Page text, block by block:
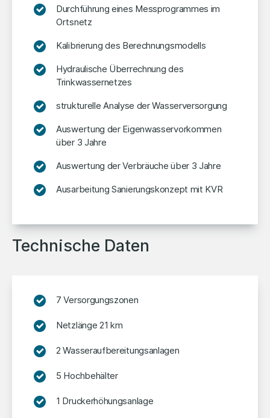
Durchführung eines Messprogrammes im
Ortsnetz
Kalibrierung des Berechnungsmodells
Hydraulische Überrechnung des
Trinkwassernetzes
strukturelle Analyse der Wasserversorgung
Auswertung der Eigenwasservorkommen
über 3 Jahre
Auswertung der Verbräuche über 3 Jahre
Ausarbeitung Sanierungskonzept mit KVR
Technische Daten
7 Versorgungszonen
Netzlänge 21 km
2 Wasseraufbereitungsanlagen
5 Hochbehälter
1 Druckerhöhungsanlage